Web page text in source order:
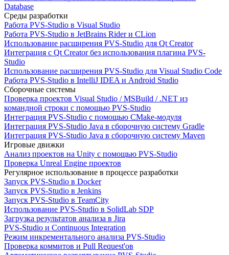
Database
Среды разработки
Работа PVS-Studio в Visual Studio
Работа PVS-Studio в JetBrains Rider и CLion
Использование расширения PVS-Studio для Qt Creator
Интеграция с Qt Creator без использования плагина PVS-
Studio
Использование расширения PVS-Studio для Visual Studio Code
Работа PVS-Studio в IntelliJ IDEA и Android Studio
Сборочные системы
Проверка проектов Visual Studio / MSBuild / .NET из
командной строки с помощью PVS-Studio
Интеграция PVS-Studio с помощью CMake-модуля
Интеграция PVS-Studio Java в сборочную систему Gradle
Интеграция PVS-Studio Java в сборочную систему Maven
Игровые движки
Анализ проектов на Unity с помощью PVS-Studio
Проверка Unreal Engine проектов
Регулярное использование в процессе разработки
Запуск PVS-Studio в Docker
Запуск PVS-Studio в Jenkins
Запуск PVS-Studio в TeamCity
Использование PVS-Studio в SolidLab SDP
Загрузка результатов анализа в Jira
PVS-Studio и Continuous Integration
Режим инкрементального анализа PVS-Studio
Проверка коммитов и Pull Request'ов